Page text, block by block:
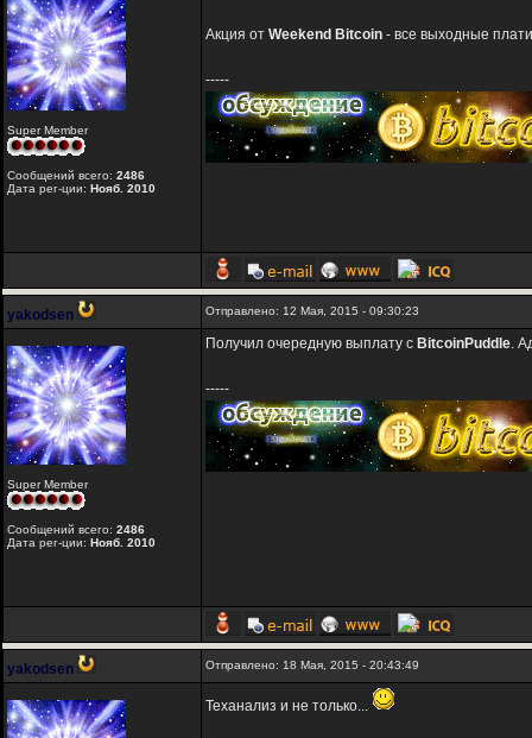
Super Member
Сообщений всего: 2486
Дата рег-ции: Нояб. 2010
Акция от Weekend Bitcoin - все выходные
-----
yakodsen Отправлено: 12 Мая, 2015 - 09:30:23
Super Member
Сообщений всего: 2486
Дата рег-ции: Нояб. 2010
Получил очередную выплату с BitcoinPuddle.
-----
yakodsen Отправлено: 18 Мая, 2015 - 20:43:49
Теханализ и не только...